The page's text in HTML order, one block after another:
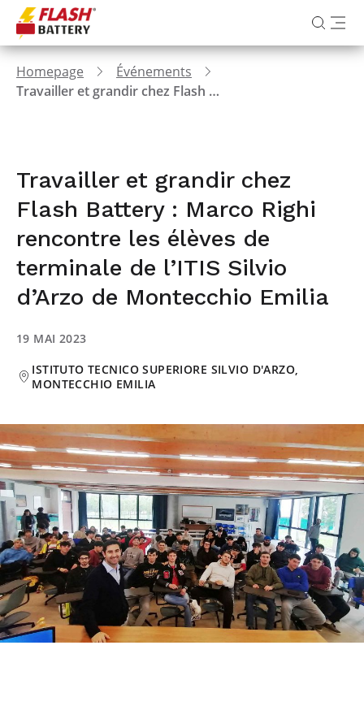
Homepage
Événements
Travailler et grandir chez Flash Battery : Marco Righi rencontre les élèves de terminale de l’ITIS Silvio d’Arzo de Montecchio Emilia
Travailler et grandir chez
Flash Battery : Marco Righi
rencontre les élèves de
terminale de l’ITIS Silvio
d’Arzo de Montecchio Emilia
19 MAI 2023
ISTITUTO TECNICO SUPERIORE SILVIO D'ARZO,
MONTECCHIO EMILIA